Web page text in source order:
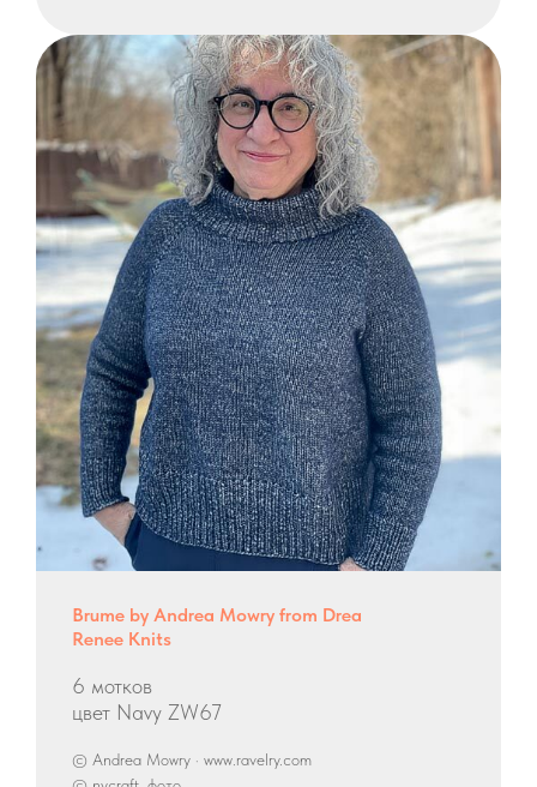
Brume by Andrea Mowry from Drea
Renee Knits
6 мотков
цвет Navy ZW67
© Andrea Mowry · www.ravelry.com